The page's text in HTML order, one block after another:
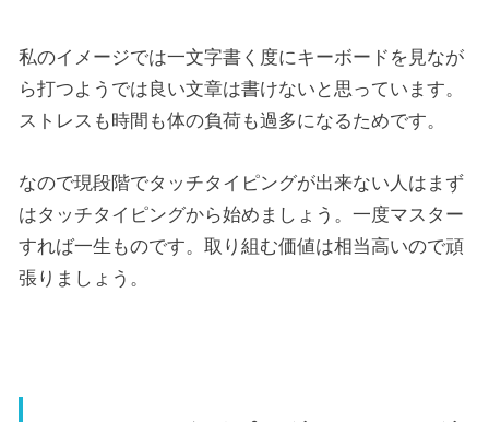
私のイメージでは一文字書く度にキーボードを見なが
ら打つようでは良い文章は書けないと思っています。
ストレスも時間も体の負荷も過多になるためです。
なので現段階でタッチタイピングが出来ない人はまず
はタッチタイピングから始めましょう。一度マスター
すれば一生ものです。取り組む価値は相当高いので頑
張りましょう。